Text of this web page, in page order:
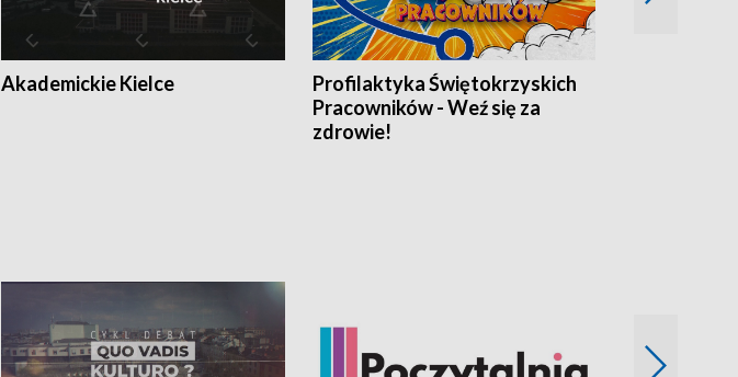
Akademickie Kielce
Profilaktyka Świętokrzyskich
Pracowników - Weź się za
zdrowie!